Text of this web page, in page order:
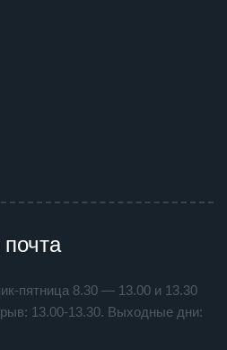
пятница 8.30 — 13.00 и 13.30
13.00-13.30. Выходные дни: